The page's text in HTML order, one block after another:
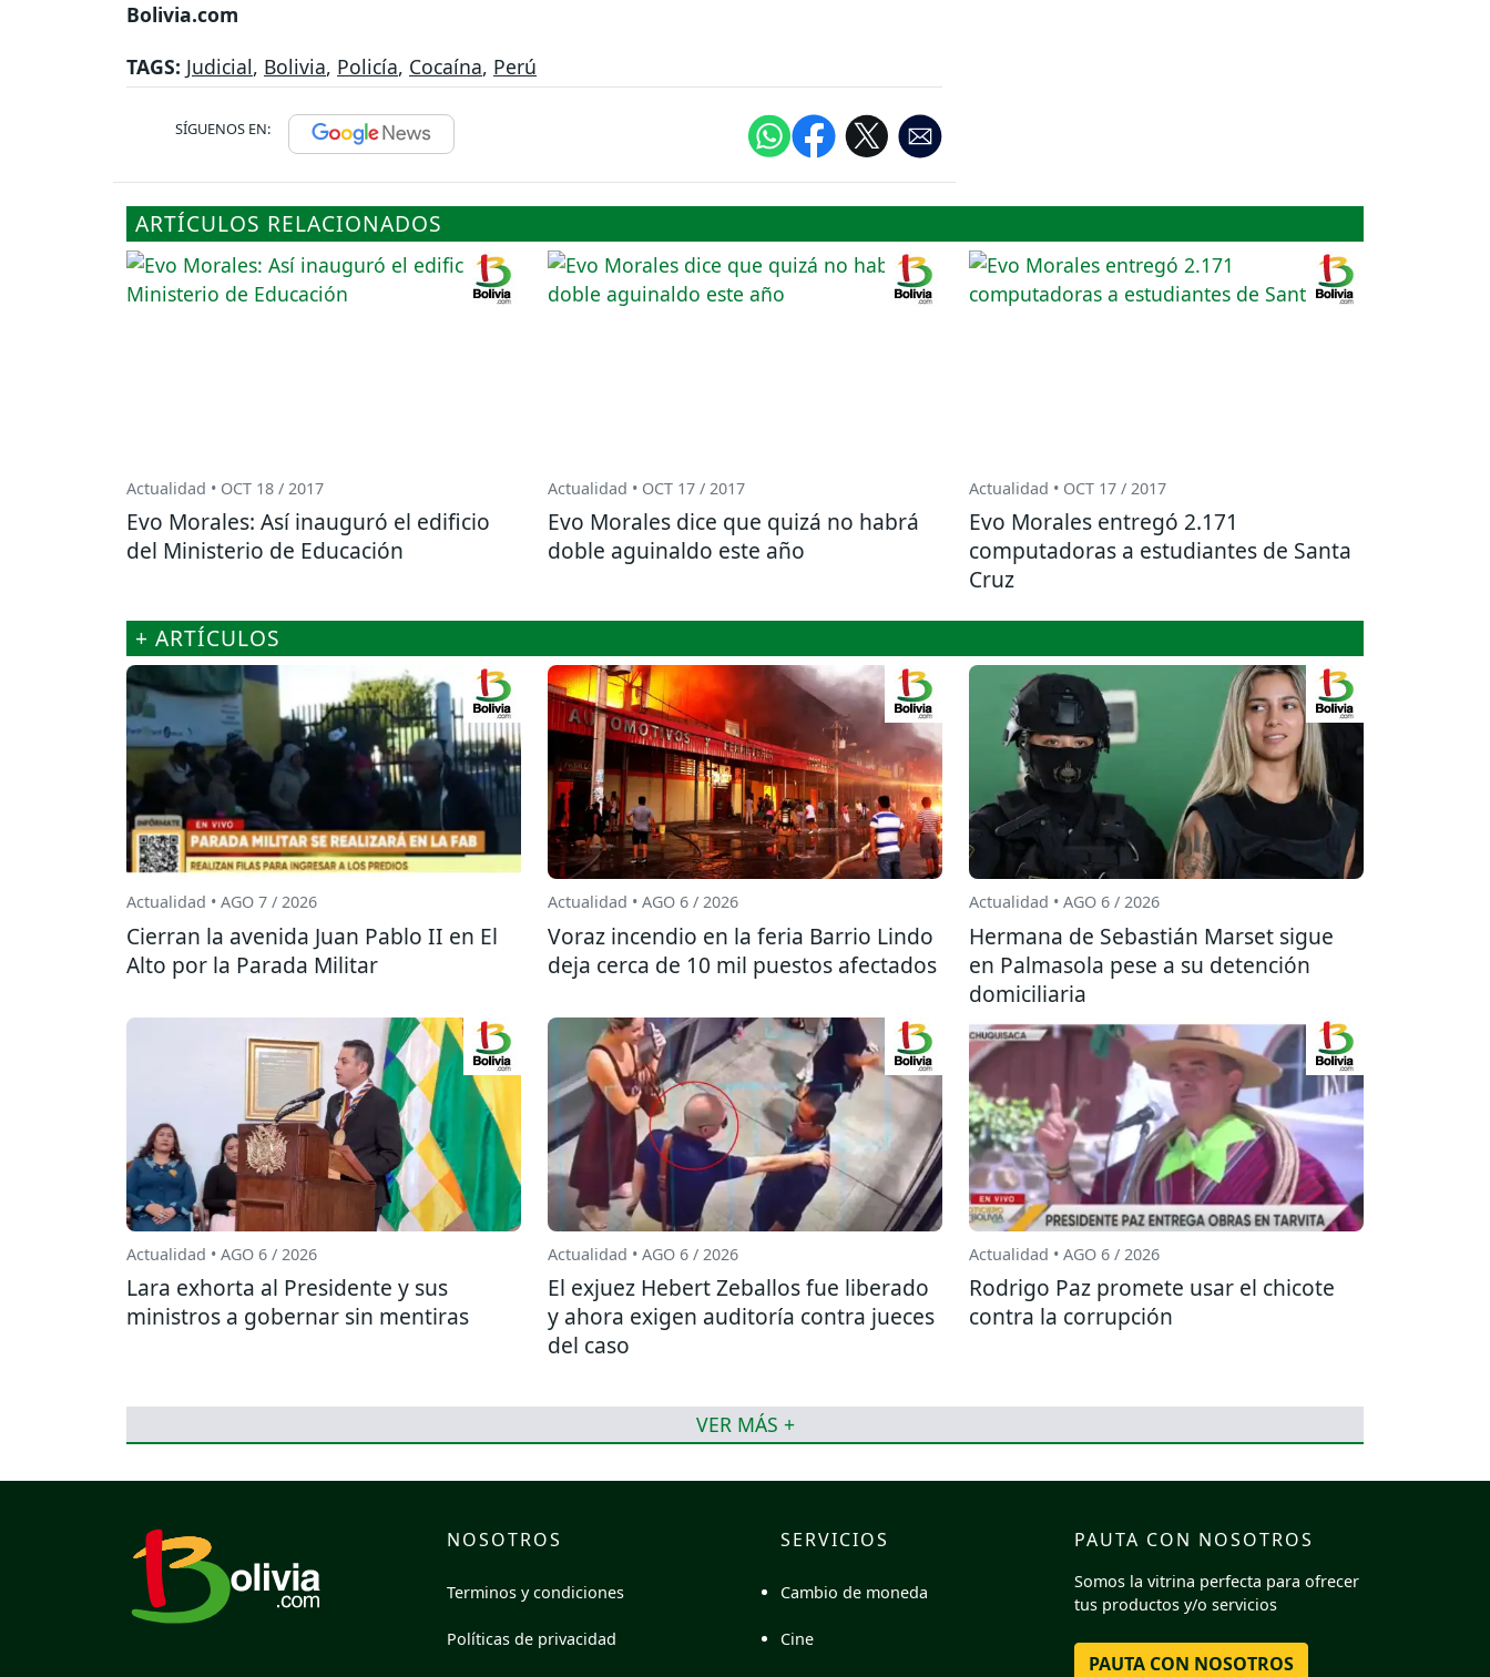
Bolivia.com
TAGS: Judicial, Bolivia, Policía, Cocaína, Perú
SÍGUENOS EN:
ARTÍCULOS RELACIONADOS
Actualidad • OCT 18 / 2017
Evo Morales: Así inauguró el edificio
del Ministerio de Educación
Actualidad • OCT 17 / 2017
Evo Morales dice que quizá no habrá
doble aguinaldo este año
Actualidad • OCT 17 / 2017
Evo Morales entregó 2.171
computadoras a estudiantes de Santa
Cruz
+ ARTÍCULOS
Actualidad • AGO 7 / 2026
Cierran la avenida Juan Pablo II en El
Alto por la Parada Militar
Actualidad • AGO 6 / 2026
Voraz incendio en la feria Barrio Lindo
deja cerca de 10 mil puestos afectados
Actualidad • AGO 6 / 2026
Hermana de Sebastián Marset sigue
en Palmasola pese a su detención
domiciliaria
Actualidad • AGO 6 / 2026
Lara exhorta al Presidente y sus
ministros a gobernar sin mentiras
Actualidad • AGO 6 / 2026
El exjuez Hebert Zeballos fue liberado
y ahora exigen auditoría contra jueces
del caso
Actualidad • AGO 6 / 2026
Rodrigo Paz promete usar el chicote
contra la corrupción
VER MÁS +
NOSOTROS
Terminos y condiciones
Políticas de privacidad
SERVICIOS
Cambio de moneda
Cine
PAUTA CON NOSOTROS
Somos la vitrina perfecta para ofrecer
tus productos y/o servicios
PAUTA CON NOSOTROS